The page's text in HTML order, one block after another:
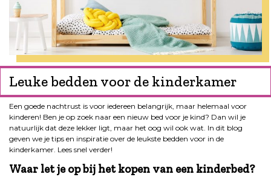
Leuke bedden voor de kinderkamer
Een goede nachtrust is voor iedereen belangrijk, maar helemaal voor
kinderen! Ben je op zoek naar een nieuw bed voor je kind? Dan wil je
natuurlijk dat deze lekker ligt, maar het oog wil ook wat. In dit blog
geven we je tips en inspiratie over de leukste bedden voor in de
kinderkamer. Lees snel verder!
Waar let je op bij het kopen van een kinderbed?